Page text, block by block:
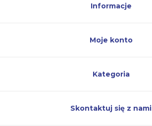
Informacje
Moje konto
Kategoria
Skontaktuj się z nami